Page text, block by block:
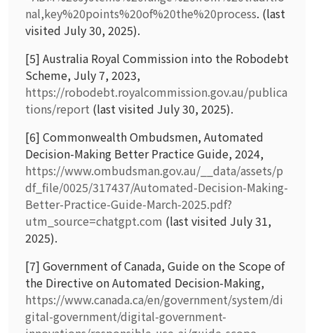
nal,key%20points%20of%20the%20process. (last
visited July 30, 2025).
[5] Australia Royal Commission into the Robodebt
Scheme, July 7, 2023,
https://robodebt.royalcommission.gov.au/publica
tions/report (last visited July 30, 2025).
[6] Commonwealth Ombudsmen, Automated
Decision-Making Better Practice Guide, 2024,
https://www.ombudsman.gov.au/__data/assets/p
df_file/0025/317437/Automated-Decision-Making-
Better-Practice-Guide-March-2025.pdf?
utm_source=chatgpt.com (last visited July 31,
2025).
[7] Government of Canada, Guide on the Scope of
the Directive on Automated Decision-Making,
https://www.canada.ca/en/government/system/di
gital-government/digital-government-